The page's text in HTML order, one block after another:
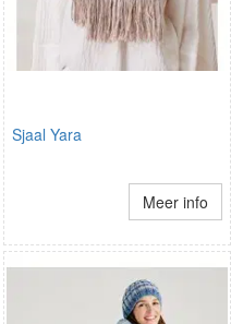
Sjaal Yara
Meer info